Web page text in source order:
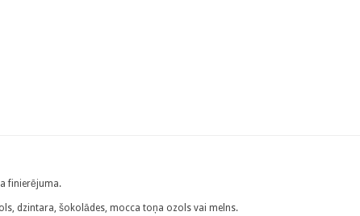
finierējuma.
dzintara, šokolādes, mocca toņa ozols vai melns.